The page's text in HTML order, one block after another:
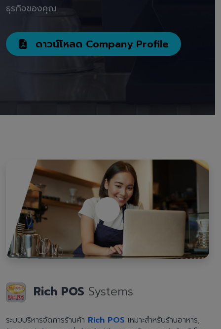
ธุรกิจของคุณ
ดาวน์โหลด Company Profile
Rich POS Systems
ระบบบริหารจัดการร้านค้า Rich POS เหมาะสำหรับร้านอาหาร,